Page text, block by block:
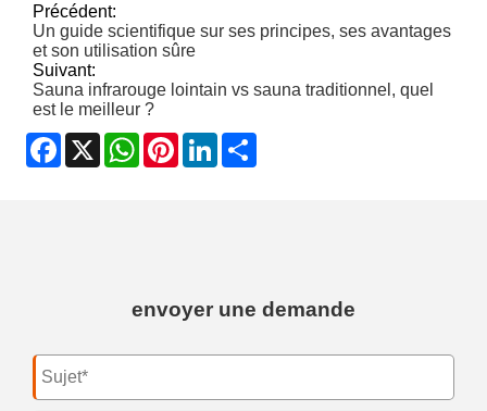
Précédent:
Un guide scientifique sur ses principes, ses avantages
et son utilisation sûre
Suivant:
Sauna infrarouge lointain vs sauna traditionnel, quel
est le meilleur ?
Facebook
X WhatsApp
PinterestLinkedIn
envoyer une demande